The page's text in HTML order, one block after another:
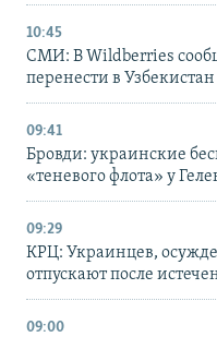
10:45
СМИ: В Wildberries
перенести в Узбекистан
09:41
Бровди: украинские
«теневого флота» у
09:29
КРЦ: Украинцев,
отпускают после
09:00